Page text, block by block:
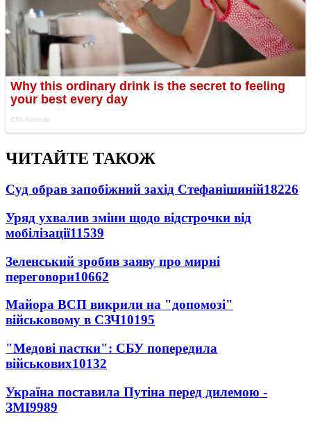
ЧИТАЙТЕ ТАКОЖ
Суд обрав запобіжний захід Стефанішиній18226
Уряд ухвалив зміни щодо відстрочки від
мобілізації11539
Зеленський зробив заяву про мирні
переговори10662
Майора ВСП викрили на "допомозі"
військовому в СЗЧ10195
"Медові пастки": СБУ попередила
військових10132
Україна поставила Путіна перед дилемою -
ЗМІ9989